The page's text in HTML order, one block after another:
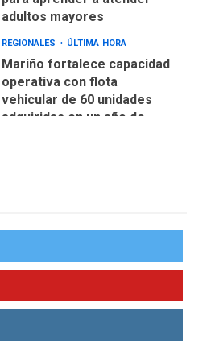
Mariño fortalece capacidad
vehicular de 60 unidades
adquiridas en un año de
gestión
REGIONALES ÚLTIMA HORA
Núcleo del Sistema de